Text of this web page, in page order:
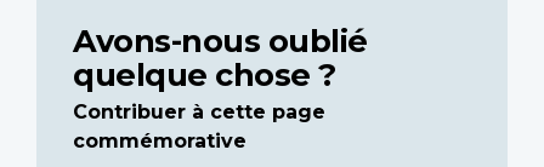
Avons-nous oublié
quelque chose ?
Contribuer à cette page
commémorative